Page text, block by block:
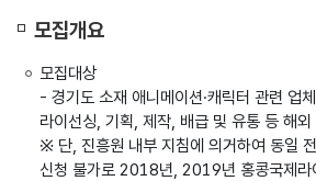
모집개요
모집대상
- 경기도 소재 애니메이션·캐릭터 관련 업
라이선싱, 기획, 제작, 배급 및 유통 등 해
※ 단, 진흥원 내부 지침에 의거하여 동일
신청 불가로 2018년, 2019년 홍콩국제라